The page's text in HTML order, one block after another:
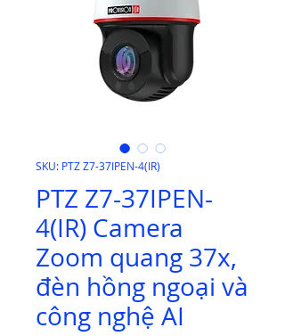
SKU: PTZ Z7-37IPEN-4(IR)
PTZ Z7-37IPEN-
4(IR) Camera
Zoom quang 37x,
đèn hồng ngoại và
công nghệ AI